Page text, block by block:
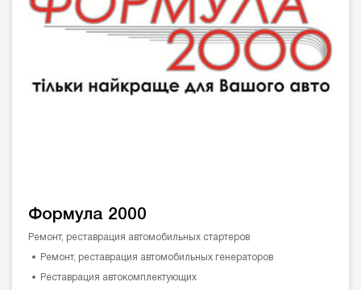
Формула 2000
Ремонт, реставрация автомобильных стартеров
Ремонт, реставрация автомобильных генераторов
Реставрация автокомплектующих